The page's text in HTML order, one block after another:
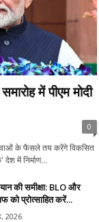
में पीएम मोदी
0
के फैसले तय करेंगे विकसित
में निर्माण...
की समीक्षा: BLO और
को प्रोत्साहित करें...
2026